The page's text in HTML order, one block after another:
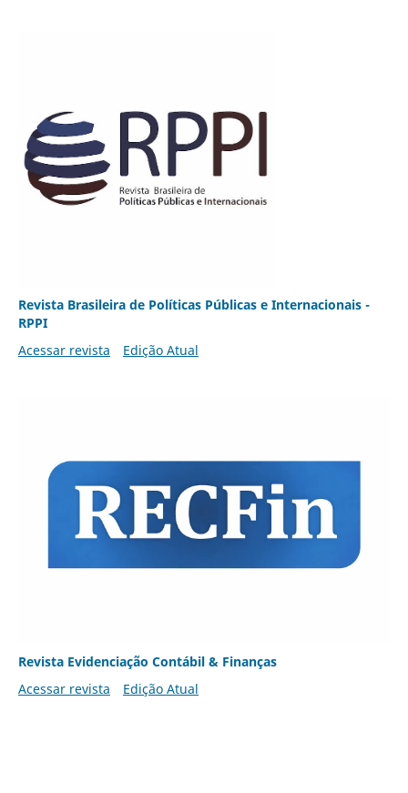
Revista Brasileira de Políticas Públicas e Internacionais -
RPPI
Acessar revista
Edição Atual
Revista Evidenciação Contábil & Finanças
Acessar revista
Edição Atual